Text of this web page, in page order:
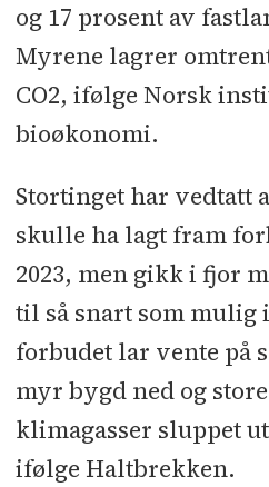
og 17 prosent av
Myrene lagrer
CO2, ifølge Norsk
bioøkonomi.
Stortinget har vedtatt
skulle ha lagt fram
2023, men gikk i fjor
til så snart som mulig
forbudet lar vente på
myr bygd ned og
klimagasser sluppet
ifølge Haltbrekken.